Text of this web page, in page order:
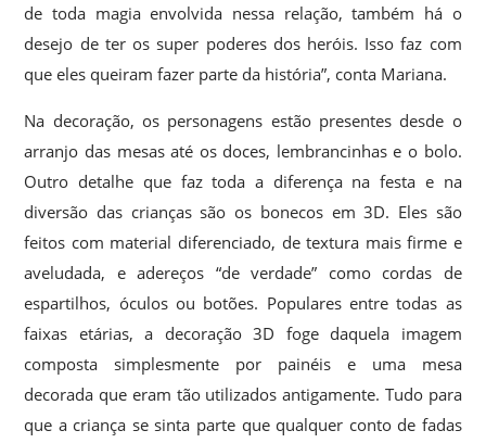
de toda magia envolvida nessa relação, também há o
desejo de ter os super poderes dos heróis. Isso faz com
que eles queiram fazer parte da história”, conta Mariana.
Na decoração, os personagens estão presentes desde o
arranjo das mesas até os doces, lembrancinhas e o bolo.
Outro detalhe que faz toda a diferença na festa e na
diversão das crianças são os bonecos em 3D. Eles são
feitos com material diferenciado, de textura mais firme e
aveludada, e adereços “de verdade” como cordas de
espartilhos, óculos ou botões. Populares entre todas as
faixas etárias, a decoração 3D foge daquela imagem
composta simplesmente por painéis e uma mesa
decorada que eram tão utilizados antigamente. Tudo para
que a criança se sinta parte que qualquer conto de fadas